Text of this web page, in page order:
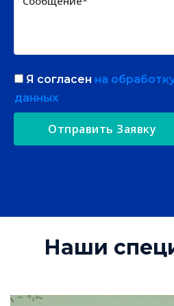
Я согласен на
данных
Наши